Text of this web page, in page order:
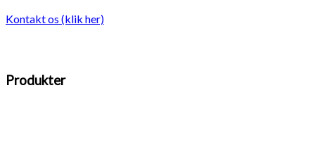
Kontakt os (klik her)
Produkter